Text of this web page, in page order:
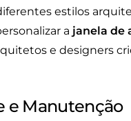
estilos
a janela de
e designers
e Manutenção